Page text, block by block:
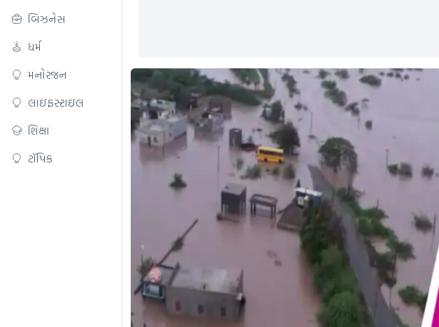
બિઝનેસ
ધર્મ
મનોરંજન
લાઇફસ્ટાઇલ
શિક્ષા
ટૉપિક